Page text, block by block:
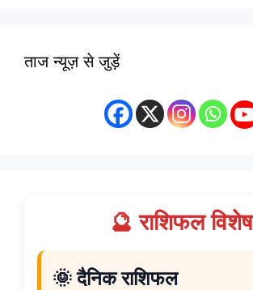
ताज न्यूज़ से जुड़ें
🔮 राशिफल विशेष
🌞 दैनिक राशिफल